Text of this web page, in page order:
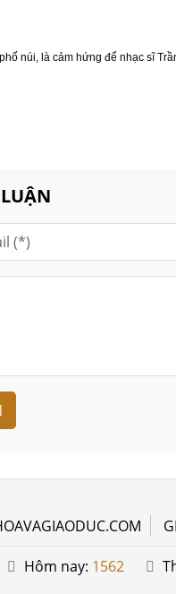
núi, là cảm hứng để nhạc sĩ
Hôm nay: 1562